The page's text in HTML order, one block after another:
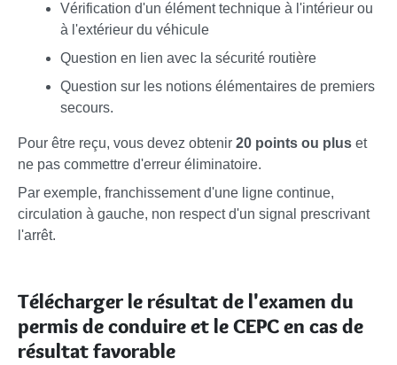
Vérification d'un élément technique à l'intérieur ou
à l'extérieur du véhicule
Question en lien avec la sécurité routière
Question sur les notions élémentaires de premiers
secours.
Pour être reçu, vous devez obtenir 20 points ou plus et
ne pas commettre d'erreur éliminatoire.
Par exemple, franchissement d'une ligne continue,
circulation à gauche, non respect d'un signal prescrivant
l'arrêt.
Télécharger le résultat de l'examen du
permis de conduire et le CEPC en cas de
résultat favorable